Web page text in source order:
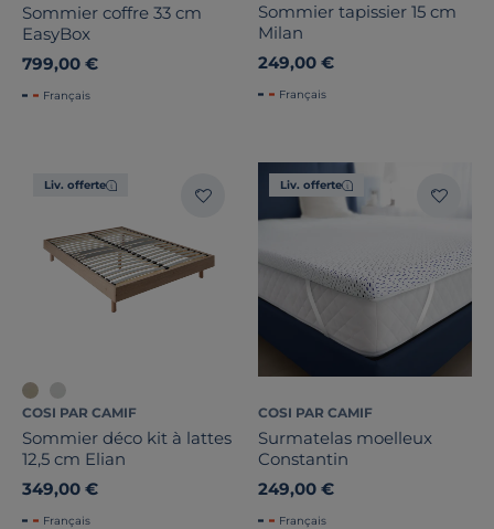
Sommier coffre 33 cm
EasyBox
799,00 €
Français
Sommier tapissier 15 cm
Milan
249,00 €
Français
Liv. offerte
COSI PAR CAMIF
Sommier déco kit à lattes
12,5 cm Elian
349,00 €
Français
Liv. offerte
COSI PAR CAMIF
Surmatelas moelleux
Constantin
249,00 €
Français